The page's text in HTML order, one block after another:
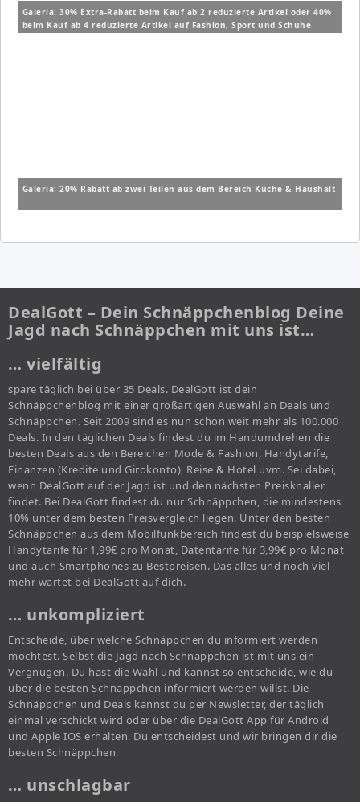
Galeria: 30% Extra-Rabatt beim Kauf ab 2 reduzierte Artikel oder 40%
beim Kauf ab 4 reduzierte Artikel auf Fashion, Sport und Schuhe
Galeria: 20% Rabatt ab zwei Teilen aus dem Bereich Küche & Haushalt
DealGott – Dein Schnäppchenblog Deine
Jagd nach Schnäppchen mit uns ist…
… vielfältig
spare täglich bei über 35 Deals. DealGott ist dein
Schnäppchenblog mit einer großartigen Auswahl an Deals und
Schnäppchen. Seit 2009 sind es nun schon weit mehr als 100.000
Deals. In den täglichen Deals findest du im Handumdrehen die
besten Deals aus den Bereichen Mode & Fashion, Handytarife,
Finanzen (Kredite und Girokonto), Reise & Hotel uvm. Sei dabei,
wenn DealGott auf der Jagd ist und den nächsten Preisknaller
findet. Bei DealGott findest du nur Schnäppchen, die mindestens
10% unter dem besten Preisvergleich liegen. Unter den besten
Schnäppchen aus dem Mobilfunkbereich findest du beispielsweise
Handytarife für 1,99€ pro Monat, Datentarife für 3,99€ pro Monat
und auch Smartphones zu Bestpreisen. Das alles und noch viel
mehr wartet bei DealGott auf dich.
… unkompliziert
Entscheide, über welche Schnäppchen du informiert werden
möchtest. Selbst die Jagd nach Schnäppchen ist mit uns ein
Vergnügen. Du hast die Wahl und kannst so entscheide, wie du
über die besten Schnäppchen informiert werden willst. Die
Schnäppchen und Deals kannst du per Newsletter, der täglich
einmal verschickt wird oder über die DealGott App für Android
und Apple IOS erhalten. Du entscheidest und wir bringen dir die
besten Schnäppchen.
… unschlagbar